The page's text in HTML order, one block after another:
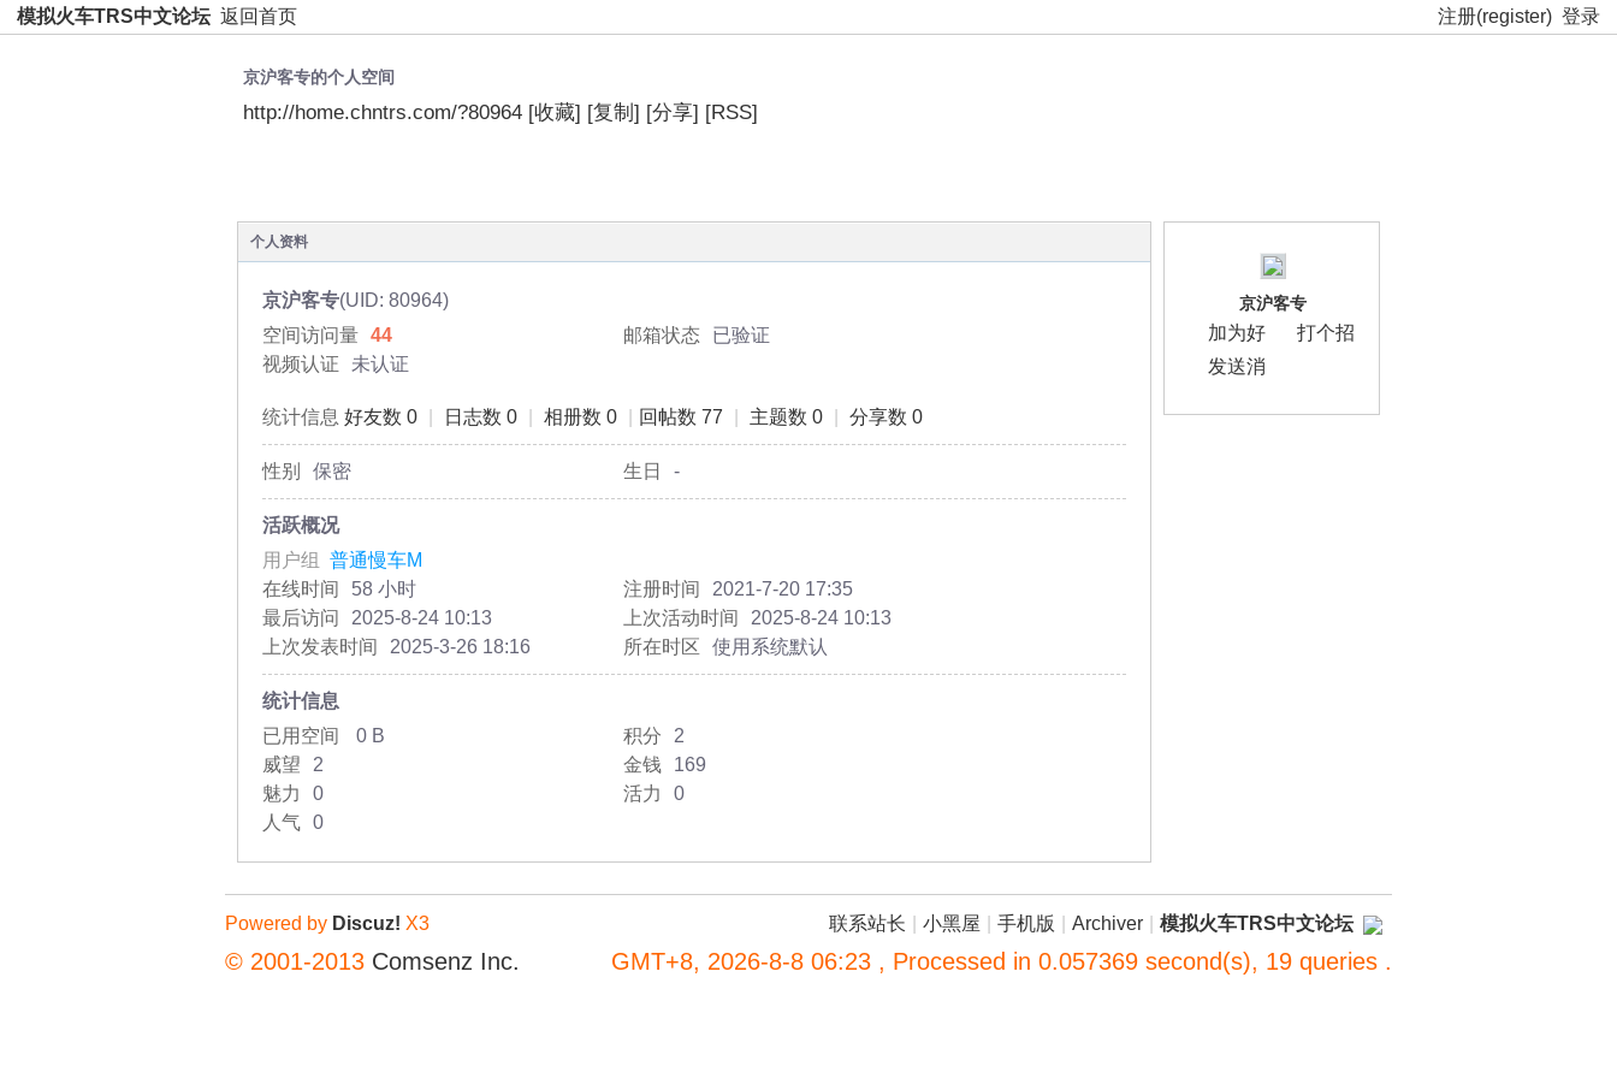
注册(register) 登录
模拟火车TRS中文论坛 返回首页
京沪客专的个人空间
http://home.chntrs.com/?80964 [收藏] [复制] [分享] [RSS]
个人资料
京沪客专(UID: 80964)
空间访问量 44 邮箱状态
已验证
视频认证
未认证
统计信息 好友数 0 日志数 0 相册数 0 回帖数 77 主题数 0 分享数 0
性别 保密 生日 -
活跃概况
用户组 普通慢车M
在线时间
58 小时 注册时间
2021-7-20 17:35
最后访问
2025-8-24 10:13 上次活动时间
2025-8-24 10:13
上次发表时间
2025-3-26 18:16 所在时区 使用系统默认
统计信息
已用空间
0 B 积分
2
威望
2 金钱
169
魅力
0 活力
0
人气 0
京沪客专
加为好
打个招
发送消
联系站长 小黑屋 手机版 Archiver 模拟火车TRS中文论坛
GMT+8, 2026-8-8 06:23 , Processed in 0.057369 second(s), 19 queries .
Powered by Discuz! X3
© 2001-2013 Comsenz Inc.